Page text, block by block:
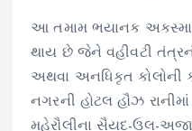
આ તમામ ભયાનક અકસ્માતો
થાય છે જેને વહીવટી તંત્રની
અથવા અનધિકૃત કોલોની
નગરની હોટલ હૌઝ
મહેરૌલીના સૈયદ-ઉલ-